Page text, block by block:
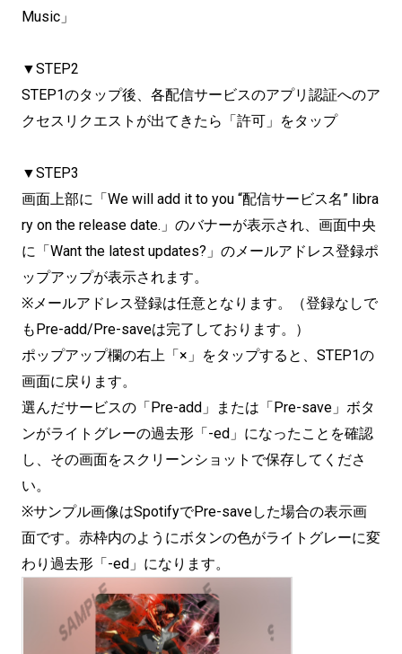
Music」
▼STEP2
STEP1のタップ後、各配信サービスのアプリ認証へのア
クセスリクエストが出てきたら「許可」をタップ
▼STEP3
画面上部に「We will add it to you “配信サービス名” libra
ry on the release date.」のバナーが表示され、画面中央
に「Want the latest updates?」のメールアドレス登録ポ
ップアップが表示されます。
※メールアドレス登録は任意となります。（登録なしで
もPre-add/Pre-saveは完了しております。）
ポップアップ欄の右上「×」をタップすると、STEP1の
画面に戻ります。
選んだサービスの「Pre-add」または「Pre-save」ボタ
ンがライトグレーの過去形「-ed」になったことを確認
し、その画面をスクリーンショットで保存してくださ
い。
※サンプル画像はSpotifyでPre-saveした場合の表示画
面です。赤枠内のようにボタンの色がライトグレーに変
わり過去形「-ed」になります。